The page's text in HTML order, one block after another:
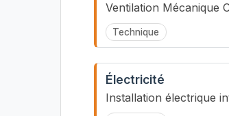
Ventilation Mécanique
Technique
Électricité
Installation électrique